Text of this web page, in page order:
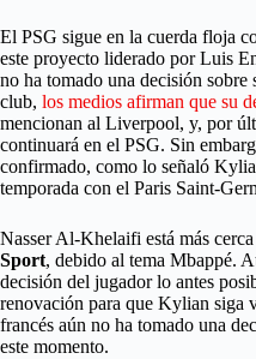
El PSG sigue en la cuerda floja
este proyecto liderado por Luis
no ha tomado una decisión sobre
club, los medios afirman que su
mencionan al Liverpool, y, por
continuará en el PSG. Sin
confirmado, como lo señaló
temporada con el Paris Saint-
Nasser Al-Khelaifi está más
Sport, debido al tema Mbappé.
decisión del jugador lo antes
renovación para que Kylian siga
francés aún no ha tomado una
este momento.